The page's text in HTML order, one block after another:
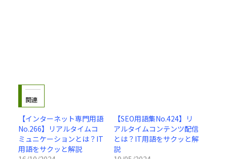
関連
【インターネット専門用語
No.266】リアルタイムコ
ミュニケーションとは？IT
用語をサクッと解説
【SEO用語集No.424】リ
アルタイムコンテンツ配信
とは？IT用語をサクッと解
説